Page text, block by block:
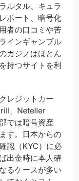
ルタル、キュラ
ポート、暗号化
者の口コミや苦
インギャンブル
カジノはほとん
持つサイトを利
レジットカー
、Neteller
では暗号資産
す。日本からの
認（KYC）に必
出金時に本人確
るケースが多い